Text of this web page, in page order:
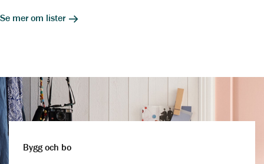
Se mer om lister
Bygg och bo